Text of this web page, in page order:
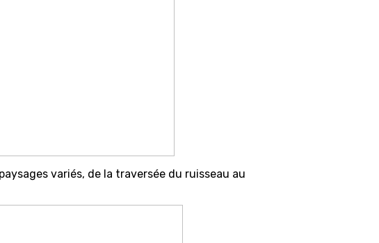
variés, de la traversée du ruisseau au